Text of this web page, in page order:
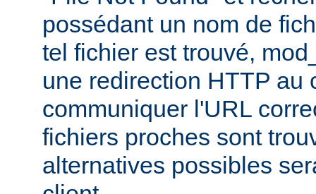
possédant un nom de
tel fichier est trouvé,
une redirection HTTP au
communiquer l'URL
fichiers proches sont
alternatives possibles